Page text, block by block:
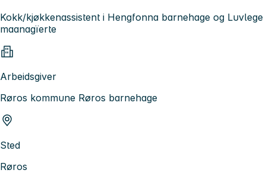
Kokk/kjøkkenassistent i Hengfonna barnehage og Luvlege
maanagïerte
Arbeidsgiver
Røros kommune Røros barnehage
Sted
Røros